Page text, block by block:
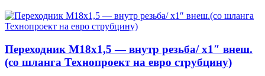
Переходник М18х1,5 — внутр резьба/ x1″ внеш.
(со шланга Технопроект на евро струбцину)